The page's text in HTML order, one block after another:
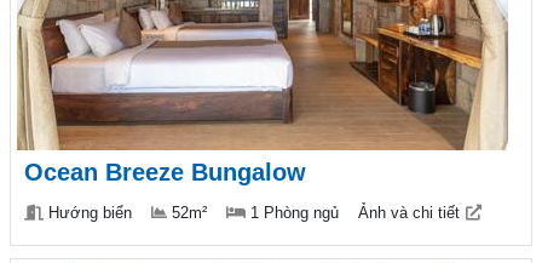
Ocean Breeze Bungalow
Hướng biển 52m² 1 Phòng ngủ Ảnh và chi tiết